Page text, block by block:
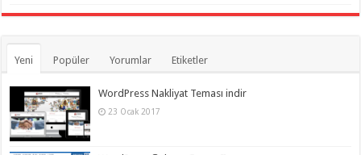
Yeni Popüler Yorumlar Etiketler
WordPress Nakliyat Teması indir
23 Ocak 2017